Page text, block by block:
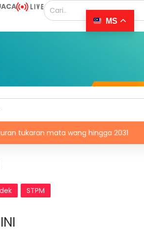
mata wang hingga 2031 Senat
STPM
MS